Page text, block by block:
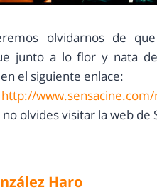
olvidarnos de
junto a lo flor y nata
el siguiente enlace:
http://
olvides visitar la web
Haro